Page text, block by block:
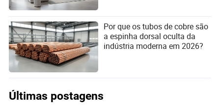
Por que os tubos de cobre são
a espinha dorsal oculta da
indústria moderna em 2026?
Últimas postagens